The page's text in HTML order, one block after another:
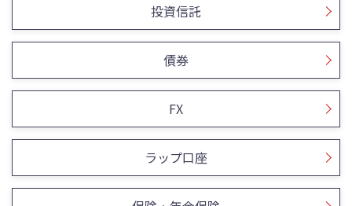
投資信託
債券
FX
ラップ口座